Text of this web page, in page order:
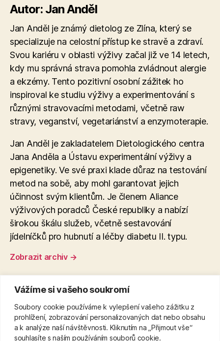
Vážíme si vašeho soukromí
Soubory cookie používáme k vylepšení vašeho zážitku z
prohlížení, zobrazování personalizovaných dat nebo obsahu
a k analýze naší návštěvnosti. Kliknutím na „Přijmout vše“
souhlasíte s naším používáním souborů cookie.
Autor: Jan Anděl
Jan Anděl je známý dietolog ze Zlína, který se
specializuje na celostní přístup ke stravě a zdraví.
Svou kariéru v oblasti výživy začal již ve 14 letech,
kdy mu správná strava pomohla zvládnout alergie
a ekzémy. Tento pozitivní osobní zážitek ho
inspiroval ke studiu výživy a experimentování s
různými stravovacími metodami, včetně raw
stravy, veganství, vegetariánství a enzymoterapie​.
Jan Anděl je zakladatelem Dietologického centra
Jana Anděla a Ústavu experimentální výživy a
epigenetiky. Ve své praxi klade důraz na testování
metod na sobě, aby mohl garantovat jejich
účinnost svým klientům. Je členem Aliance
výživových poradců České republiky a nabízí
širokou škálu služeb, včetně sestavování
jídelníčků pro hubnutí a léčby diabetu II. typu.
Zobrazit archiv →
← Bolest břicha po ránu: Příčiny a účinné tipy na
zmírnění
→ Osvědčené metody pro hubnutí břicha a